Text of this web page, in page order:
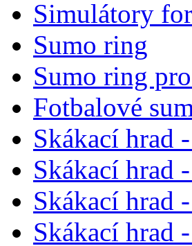
Simulátory
Sumo ring
Sumo ring
Fotbalové
Skákací hrad
Skákací hrad
Skákací hrad
Skákací hrad